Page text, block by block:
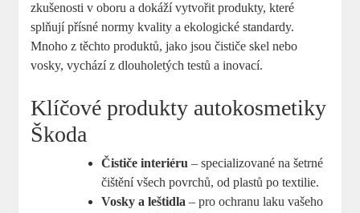
zkušenosti v oboru ⁢a dokáží ⁣vytvořit ‍produkty, které⁣
splňují přísné normy ​kvality‌ a⁢ ekologické standardy.
Mnoho z těchto produktů, jako jsou čističe skel⁢ nebo‍
vosky, vychází z dlouholetých testů ‍a inovací.
Klíčové‌ produkty autokosmetiky
Škoda
Čističe interiéru – ​specializované na šetrné
čištění všech povrchů, od plastů po‌ textilie.
Vosky a ⁤leštidla – pro ochranu laku ‍vašeho